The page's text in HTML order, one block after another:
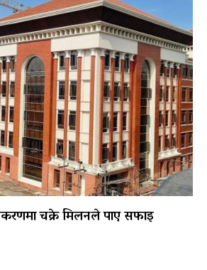
चक्रे मिलनले पाए सफाइ